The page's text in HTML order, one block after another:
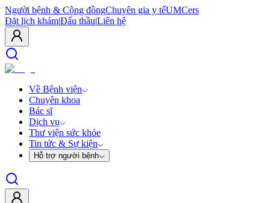
Người bệnh & Cộng đồngChuyên gia y tếUMCers
Đặt lịch khám|Đấu thầu|Liên hệ
Về Bệnh viện
Chuyên khoa
Bác sĩ
Dịch vụ
Thư viện sức khỏe
Tin tức & Sự kiện
Hỗ trợ người bệnh